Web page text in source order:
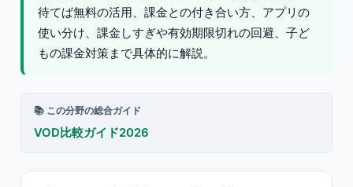
待てば無料の活用、課金との付き合い方、アプリの
使い分け、課金しすぎや有効期限切れの回避、子ど
もの課金対策まで具体的に解説。
📚 この分野の総合ガイド
VOD比較ガイド2026